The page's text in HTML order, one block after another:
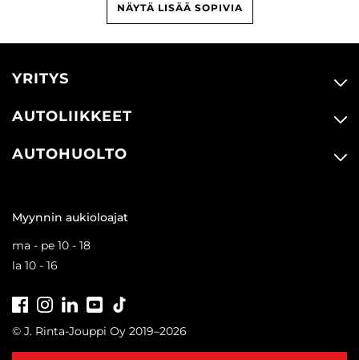
NÄYTÄ LISÄÄ SOPIVIA
YRITYS
AUTOLIIKKEET
AUTOHUOLTO
Myynnin aukioloajat
ma - pe 10 - 18
la 10 - 16
FacebookInstagramLinkedInYoutube
© J. Rinta-Jouppi Oy 2019–2026